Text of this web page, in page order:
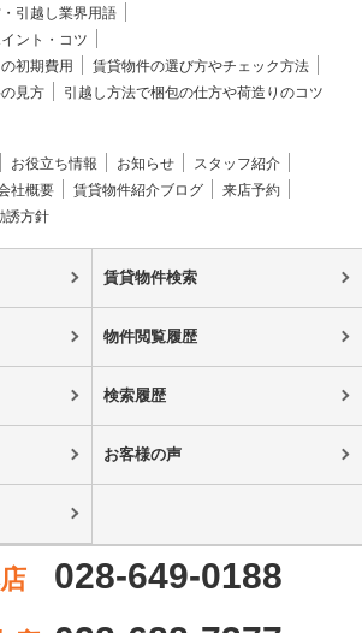
引越し業界用語
ント・コツ
初期費用
賃貸物件の選び方やチェック方法
見方
引越し方法で梱包の仕方や荷造りのコツ
お役立ち情報 お知らせ
スタッフ紹介
社概要 賃貸物件紹介ブログ
来店予約
誘方針
賃貸物件検索
物件閲覧履歴
検索履歴
お客様の声
028-649-0188